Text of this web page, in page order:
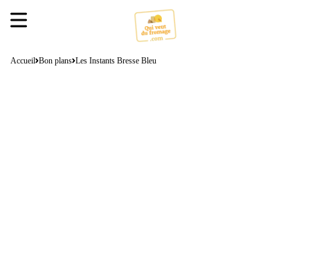
Accueil Bon plans Les Instants Bresse Bleu